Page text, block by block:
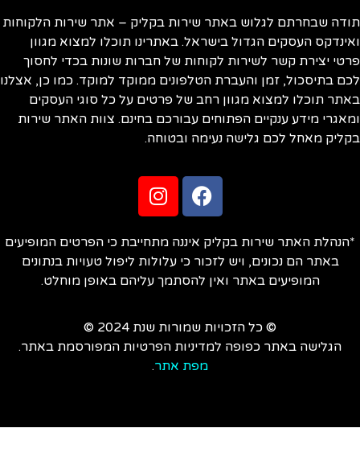
שבחרתם לגלוש באתר שירות בקליק – אתר שירות הלקוחות
העסקים הגדול בישראל. באתרינו תוכלו למצוא מגוון
יצירת קשר לשירות לקוחות של חברות שונות בכדי לחסוך
בתיסכול, זמן והעברת הטלפונים ממוקד למוקד. כמו כן, אצלנו
תוכלו למצוא מגוון רחב של פרטים על כל סוגי העסקים
מידע ענקיים הפתוחים עבורכם בחינם. צוות האתר שירות
מאחל לכם גלישה נעימה ובטוחה.
האתר שירות בקליק איננה מתחייבת כי הפרטים המופיעים
באתר הם נכונים, ויש לזכור כי עלולות ליפול טעויות בנתונים
המופיעים באתר ואין להסתמך עליהם באופן מוחלט.
© כל הזכויות שמורות שנת 2024 ©
הגלישה באתר כפופה למדיניות הפרטיות המפורסמת באתר.
מפת אתר.